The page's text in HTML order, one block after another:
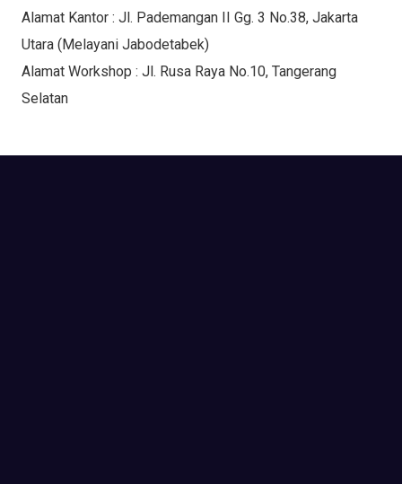
Alamat Kantor : Jl. Pademangan II Gg. 3 No.38, Jakarta
Utara (Melayani Jabodetabek)
Alamat Workshop : Jl. Rusa Raya No.10, Tangerang
Selatan